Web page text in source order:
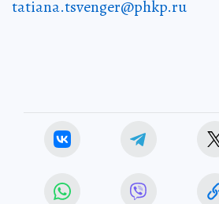
tatiana.tsvenger@phkp.ru